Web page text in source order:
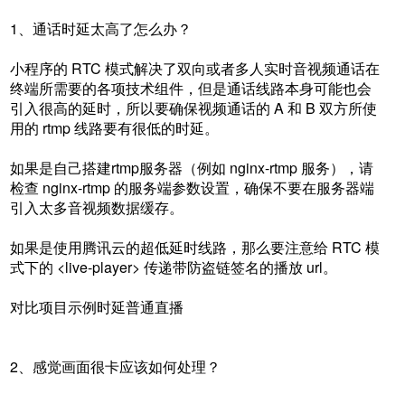
1、通话时延太高了怎么办？
小程序的 RTC 模式解决了双向或者多人实时音视频通话在
终端所需要的各项技术组件，但是通话线路本身可能也会
引入很高的延时，所以要确保视频通话的 A 和 B 双方所使
用的 rtmp 线路要有很低的时延。
如果是自己搭建rtmp服务器（例如 nginx-rtmp 服务），请
检查 nginx-rtmp 的服务端参数设置，确保不要在服务器端
引入太多音视频数据缓存。
如果是使用腾讯云的超低延时线路，那么要注意给 RTC 模
式下的 <live-player> 传递带防盗链签名的播放 url。
对比项目示例时延普通直播
2、感觉画面很卡应该如何处理？